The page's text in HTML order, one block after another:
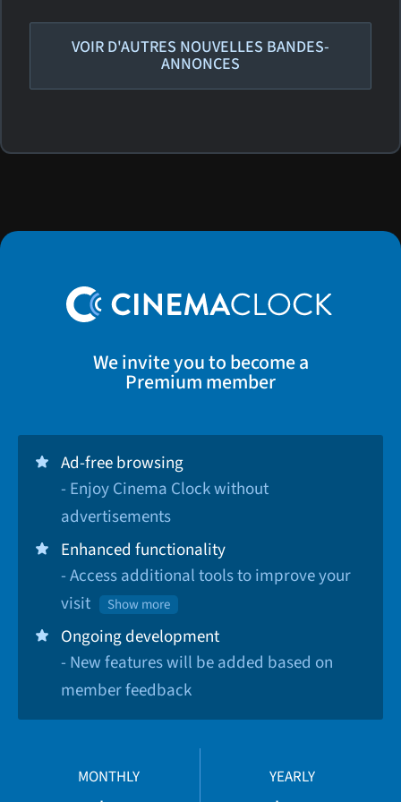
VOIR D'AUTRES NOUVELLES BANDES-
ANNONCES
We invite you to become a
Premium member
Ad-free browsing
- Enjoy Cinema Clock without
advertisements
Enhanced functionality
- Access additional tools to improve your
visit
Show more
Ongoing development
- New features will be added based on
member feedback
MONTHLY YEARLY